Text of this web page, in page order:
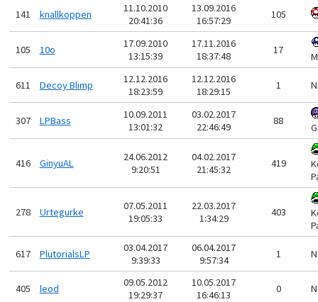
141 knallkoppen
11.10.2010
20:41:36
13.09.2016
16:57:29
105
105 10o
17.09.2010
13:15:39
17.11.2016
18:37:48
17
611 Decoy Blimp
12.12.2016
18:23:59
12.12.2016
18:29:15
1
307 LPBass
10.09.2011
13:01:32
03.02.2017
22:46:49
88
416 GinyuAL
24.06.2012
9:20:51
04.02.2017
21:45:32
419
278 Urtegurke
07.05.2011
19:05:33
22.03.2017
1:34:29
403
617 PlutorialsLP
03.04.2017
9:39:33
06.04.2017
9:57:34
1
405 leod
09.05.2012
19:29:37
10.05.2017
16:46:13
0